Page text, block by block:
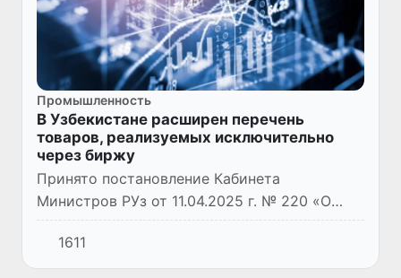
Промышленность
В Узбекистане расширен перечень
товаров, реализуемых исключительно
через биржу
Принято постановление Кабинета
Министров РУз от 11.04.2025 г. № 220 «О
дополнительных мерах по недопущению
колебаний цен в биржевой торговле путем
внедрения современных биржевых ме...
1611